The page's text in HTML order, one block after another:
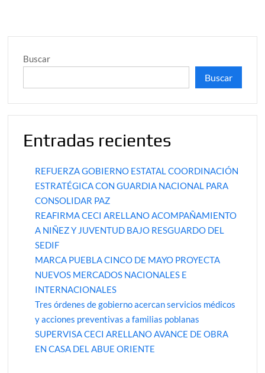
Buscar
Buscar
Entradas recientes
REFUERZA GOBIERNO ESTATAL COORDINACIÓN
ESTRATÉGICA CON GUARDIA NACIONAL PARA
CONSOLIDAR PAZ
REAFIRMA CECI ARELLANO ACOMPAÑAMIENTO
A NIÑEZ Y JUVENTUD BAJO RESGUARDO DEL
SEDIF
MARCA PUEBLA CINCO DE MAYO PROYECTA
NUEVOS MERCADOS NACIONALES E
INTERNACIONALES
Tres órdenes de gobierno acercan servicios médicos
y acciones preventivas a familias poblanas
SUPERVISA CECI ARELLANO AVANCE DE OBRA
EN CASA DEL ABUE ORIENTE